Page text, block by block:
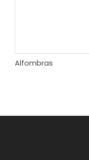
Alfombras